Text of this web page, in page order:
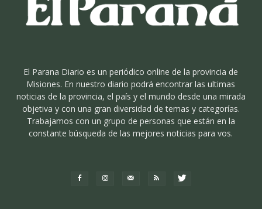
El Parana Diario es un periódico online de la provincia de
Misiones. En nuestro diario podrá encontrar las ultimas
noticias de la provincia, el país y el mundo desde una mirada
objetiva y con una gran diversidad de temas y categorías.
Trabajamos con un grupo de personas que están en la
constante búsqueda de las mejores noticias para vos.